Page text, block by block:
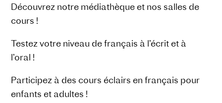
Découvrez notre médiathèque et nos salles de
cours !
Testez votre niveau de français à l’écrit et à
l’oral !
Participez à des cours éclairs en français pour
enfants et adultes !